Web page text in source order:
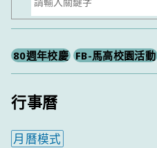
尋
80週年校慶 FB-馬高校園活動
行事曆
月曆模式